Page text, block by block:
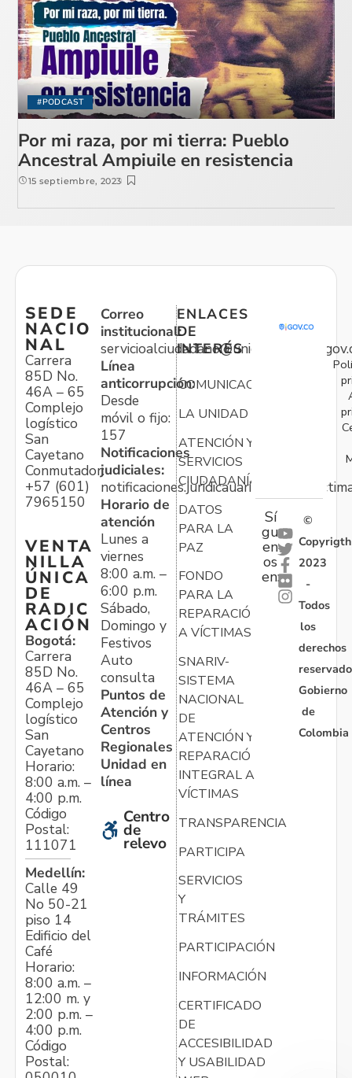
#PODCAST
Por mi raza, por mi tierra: Pueblo
Ancestral Ampiuile en resistencia
15 septiembre, 2023
SEDE
NACIO
NAL
Carrera
85D No.
46A – 65
Complejo
logístico
San
Cayetano
Conmutador:
+57 (601)
7965150
VENTA
NILLA
ÚNICA
DE
RADIC
ACIÓN
Bogotá:
Carrera
85D No.
46A – 65
Complejo
logístico
San
Cayetano
Horario:
8:00 a.m. –
4:00 p.m.
Código
Postal:
111071
Medellín:
Calle 49
No 50-21
piso 14
Edificio del
Café
Horario:
8:00 a.m. –
12:00 m. y
2:00 p.m. –
4:00 p.m.
Código
Postal:
Correo
institucional:
Línea
anticorrupción:
Desde
móvil o fijo:
157
Notificaciones
judiciales:
Horario de
atención
Lunes a
viernes
8:00 a.m. –
6:00 p.m.
Sábado,
Domingo y
Festivos
Auto
consulta
Puntos de
Atención y
Centros
Regionales
Unidad en
línea
Centro
de
relevo
ENLACES
DE
INTERÉS
COMUNICACIONES
LA UNIDAD
ATENCIÓN Y
SERVICIOS
CIUDADANÍA
DATOS
PARA LA
PAZ
FONDO
PARA LA
REPARACIÓN
A VÍCTIMAS
SNARIV-
SISTEMA
NACIONAL
DE
ATENCIÓN Y
REPARACIÓN
INTEGRAL A
VÍCTIMAS
TRANSPARENCIA
PARTICIPA
SERVICIOS
Y
TRÁMITES
PARTICIPACIÓN
INFORMACIÓN
CERTIFICADO
DE
ACCESIBILIDAD
Y USABILIDAD
Sí
gu
en
os
en:
©
Copyrigth
2023
-
Todos
los
derechos
Gobierno
de
Colombia